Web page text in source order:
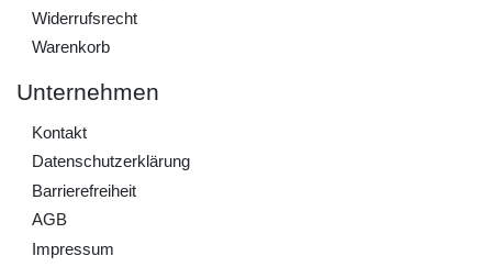
Widerrufs­recht
Warenkorb
Unternehmen
Kontakt
Daten­schutz­erklärung
Barrierefreiheit
AGB
Impressum